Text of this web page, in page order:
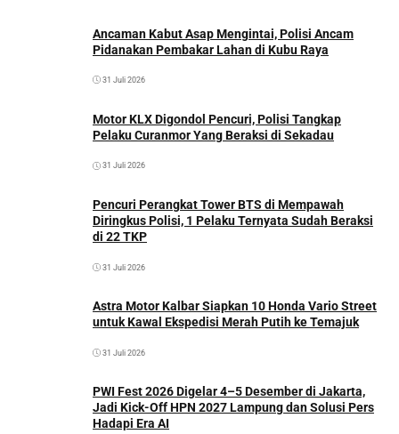
Ancaman Kabut Asap Mengintai, Polisi Ancam
Pidanakan Pembakar Lahan di Kubu Raya
31 Juli 2026
Motor KLX Digondol Pencuri, Polisi Tangkap
Pelaku Curanmor Yang Beraksi di Sekadau
31 Juli 2026
Pencuri Perangkat Tower BTS di Mempawah
Diringkus Polisi, 1 Pelaku Ternyata Sudah Beraksi
di 22 TKP
31 Juli 2026
Astra Motor Kalbar Siapkan 10 Honda Vario Street
untuk Kawal Ekspedisi Merah Putih ke Temajuk
31 Juli 2026
PWI Fest 2026 Digelar 4–5 Desember di Jakarta,
Jadi Kick-Off HPN 2027 Lampung dan Solusi Pers
Hadapi Era AI